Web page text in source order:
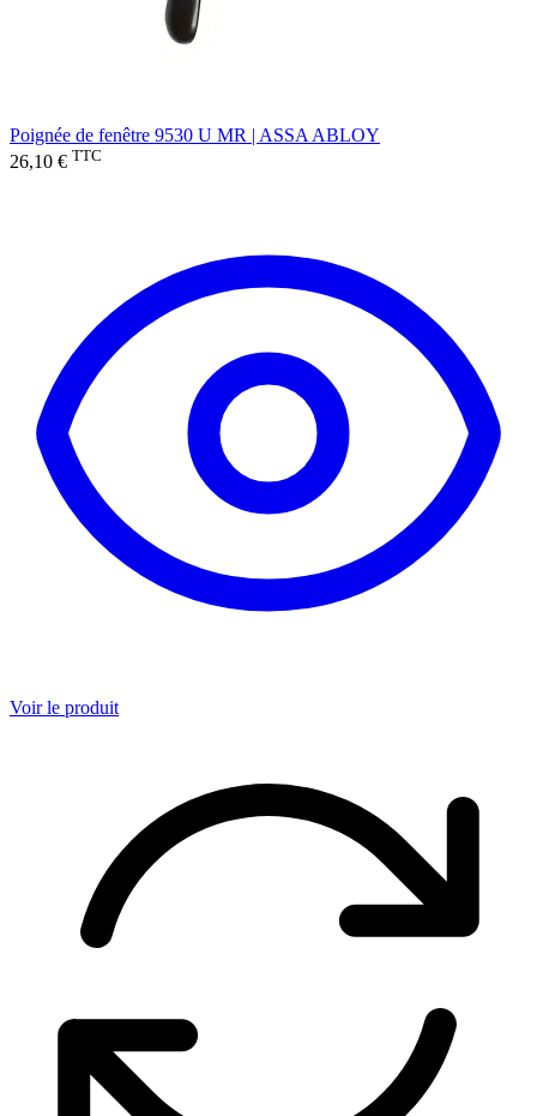
Poignée de fenêtre 9530 U MR | ASSA ABLOY
26,10 € TTC
Voir le produit